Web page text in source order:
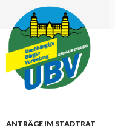
ANTRÄGE IM STADTRAT